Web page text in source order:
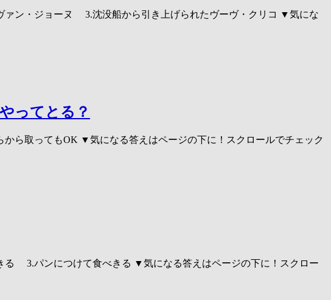
ン・ジョーヌ 3.沈没船から引き上げられたヴーヴ・クリコ ▼気にな
ってとる？
取ってもOK ▼気になる答えはページの下に！スクロールでチェック
3.パンにつけて食べきる ▼気になる答えはページの下に！スクロー